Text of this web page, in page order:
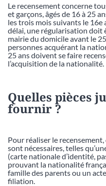
Le recensement concerne
et garçons, âgés de 16 à 25
les trois mois suivants le 16e
délai, une régularisation doit
mairie du domicile avant le
personnes acquérant la
25 ans doivent se faire
l’acquisition de la nationalité.
Quelles pièces
fournir ?
Pour réaliser le
sont nécessaires, telles
(carte nationale d’identité,
prouvant la nationalité
famille des parents ou un
filiation.